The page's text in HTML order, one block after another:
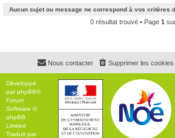
Aucun sujet ou message ne correspond à vos critères
0 résultat trouvé • Page 1
Supprimer les cookies
Nous contacter
Développé
parphpBB®
Forum
Software ©
phpBB
Limited
Traduit par